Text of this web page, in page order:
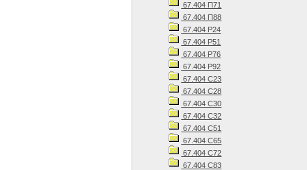
67.404 П71
67.404 П88
67.404 Р24
67.404 Р51
67.404 Р76
67.404 Р92
67.404 С23
67.404 С28
67.404 С30
67.404 С32
67.404 С51
67.404 С65
67.404 С72
67.404 С83